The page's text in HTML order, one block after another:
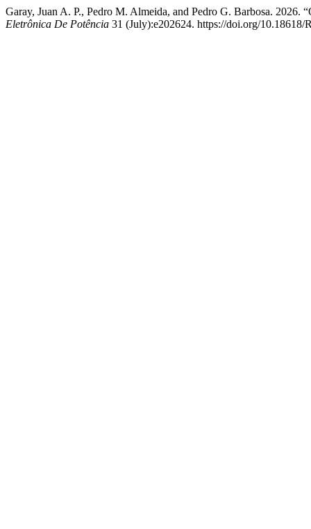
Garay, Juan A. P., Pedro M. Almeida, and Pedro G. Barbosa.
Eletrônica De Potência 31 (July):e202624. https://doi.org/10.18618/